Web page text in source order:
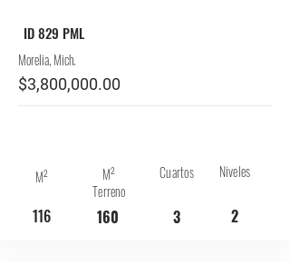
ID 829 PML
Morelia, Mich.
$3,800,000.00
M²
116
M²
Terreno
160
Cuartos
3
Niveles
2